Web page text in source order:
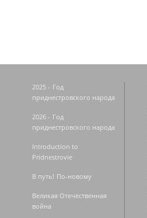
2025 - Год
приднестровского народа
2026 - Год
приднестровского народа
Introduction to
Pridnestrovie
В путь! По-новому
Великая Отечественная
война